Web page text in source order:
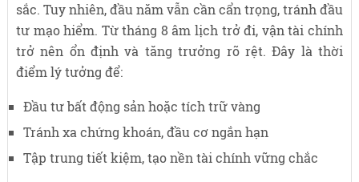
sắc. Tuy nhiên, đầu năm vẫn cần cẩn trọng, tránh đầu
tư mạo hiểm. Từ tháng 8 âm lịch trở đi, vận tài chính
trở nên ổn định và tăng trưởng rõ rệt. Đây là thời
điểm lý tưởng để:
Đầu tư bất động sản hoặc tích trữ vàng
Tránh xa chứng khoán, đầu cơ ngắn hạn
Tập trung tiết kiệm, tạo nền tài chính vững chắc